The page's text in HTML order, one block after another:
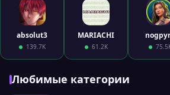
absolut3
139.7K
MARIACHI
61.2K
Любимые категории